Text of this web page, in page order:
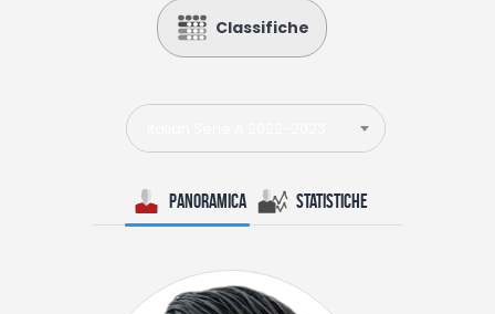
Calcio
Basket
Tennis
Lo Sapevi Che
I consigli di Giulia
Classifiche
Panoramica Statistiche